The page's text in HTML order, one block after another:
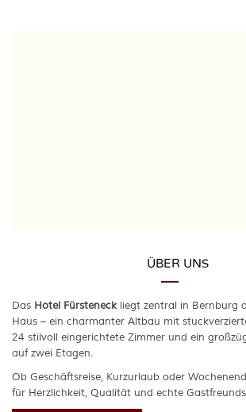
ÜBER UNS
Das Hotel Fürsteneckliegt zentral in Bernburg
Haus – ein charmanter Altbau mit
24 stilvoll eingerichtete Zimmer und ein
auf zwei Etagen.
Ob Geschäftsreise, Kurzurlaub oder
für Herzlichkeit, Qualität und echte